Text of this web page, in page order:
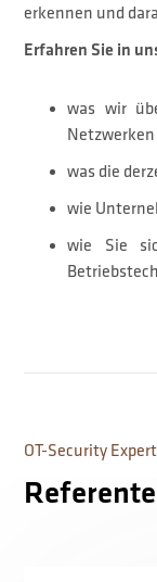
erkennen und
Erfahren Sie in
was wir
was die
wie
wie Sie
OT-Security